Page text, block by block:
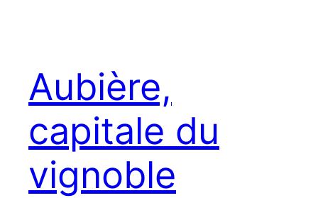
Aubière,
capitale du
vignoble